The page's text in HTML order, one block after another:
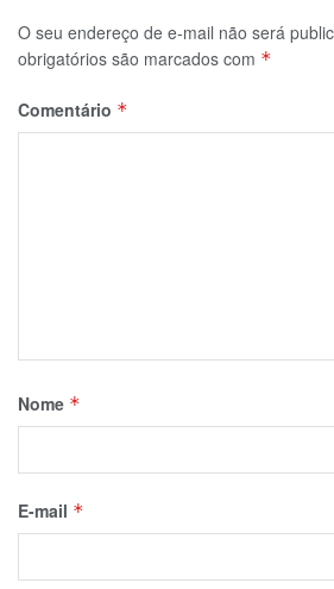
O seu endereço de e-mail não será
obrigatórios são marcados com *
Comentário *
Nome *
E-mail *